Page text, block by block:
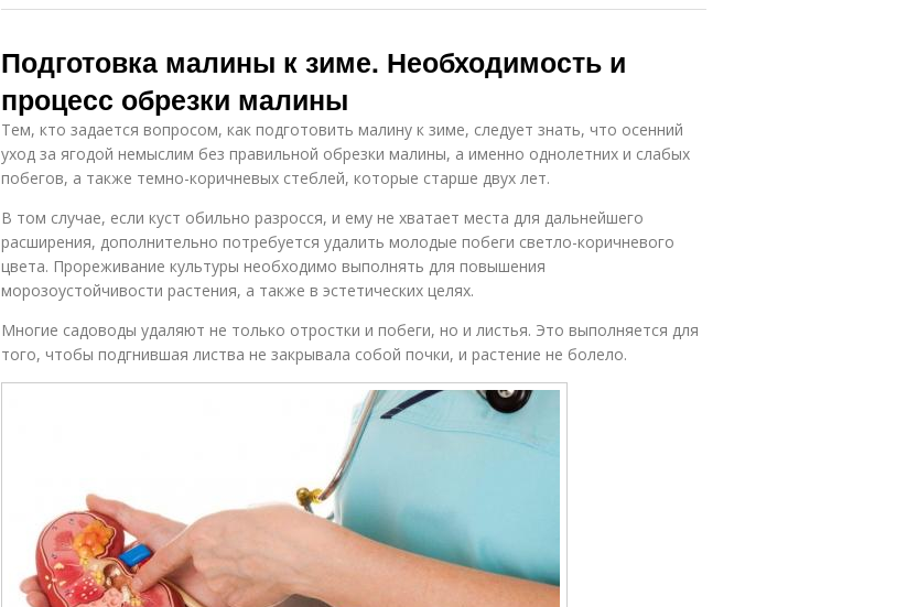
Подготовка малины к зиме. Необходимость и
процесс обрезки малины
Тем, кто задается вопросом, как подготовить малину к зиме, следует знать, что осенний
уход за ягодой немыслим без правильной обрезки малины, а именно однолетних и слабых
побегов, а также темно-коричневых стеблей, которые старше двух лет.
В том случае, если куст обильно разросся, и ему не хватает места для дальнейшего
расширения, дополнительно потребуется удалить молодые побеги светло-коричневого
цвета. Прореживание культуры необходимо выполнять для повышения
морозоустойчивости растения, а также в эстетических целях.
Многие садоводы удаляют не только отростки и побеги, но и листья. Это выполняется для
того, чтобы подгнившая листва не закрывала собой почки, и растение не болело.